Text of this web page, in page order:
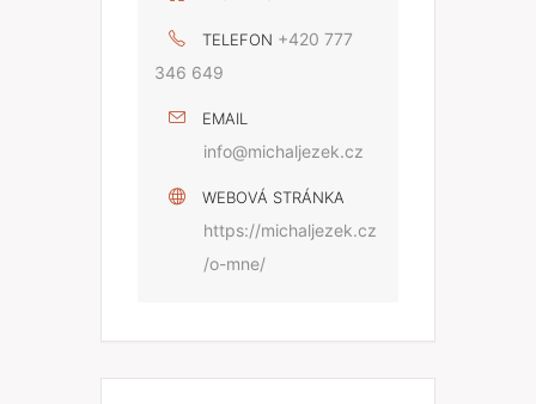
TELEFON +420 777
346 649
EMAIL
info@michaljezek.cz
WEBOVÁ STRÁNKA
https://michaljezek.cz
/o-mne/